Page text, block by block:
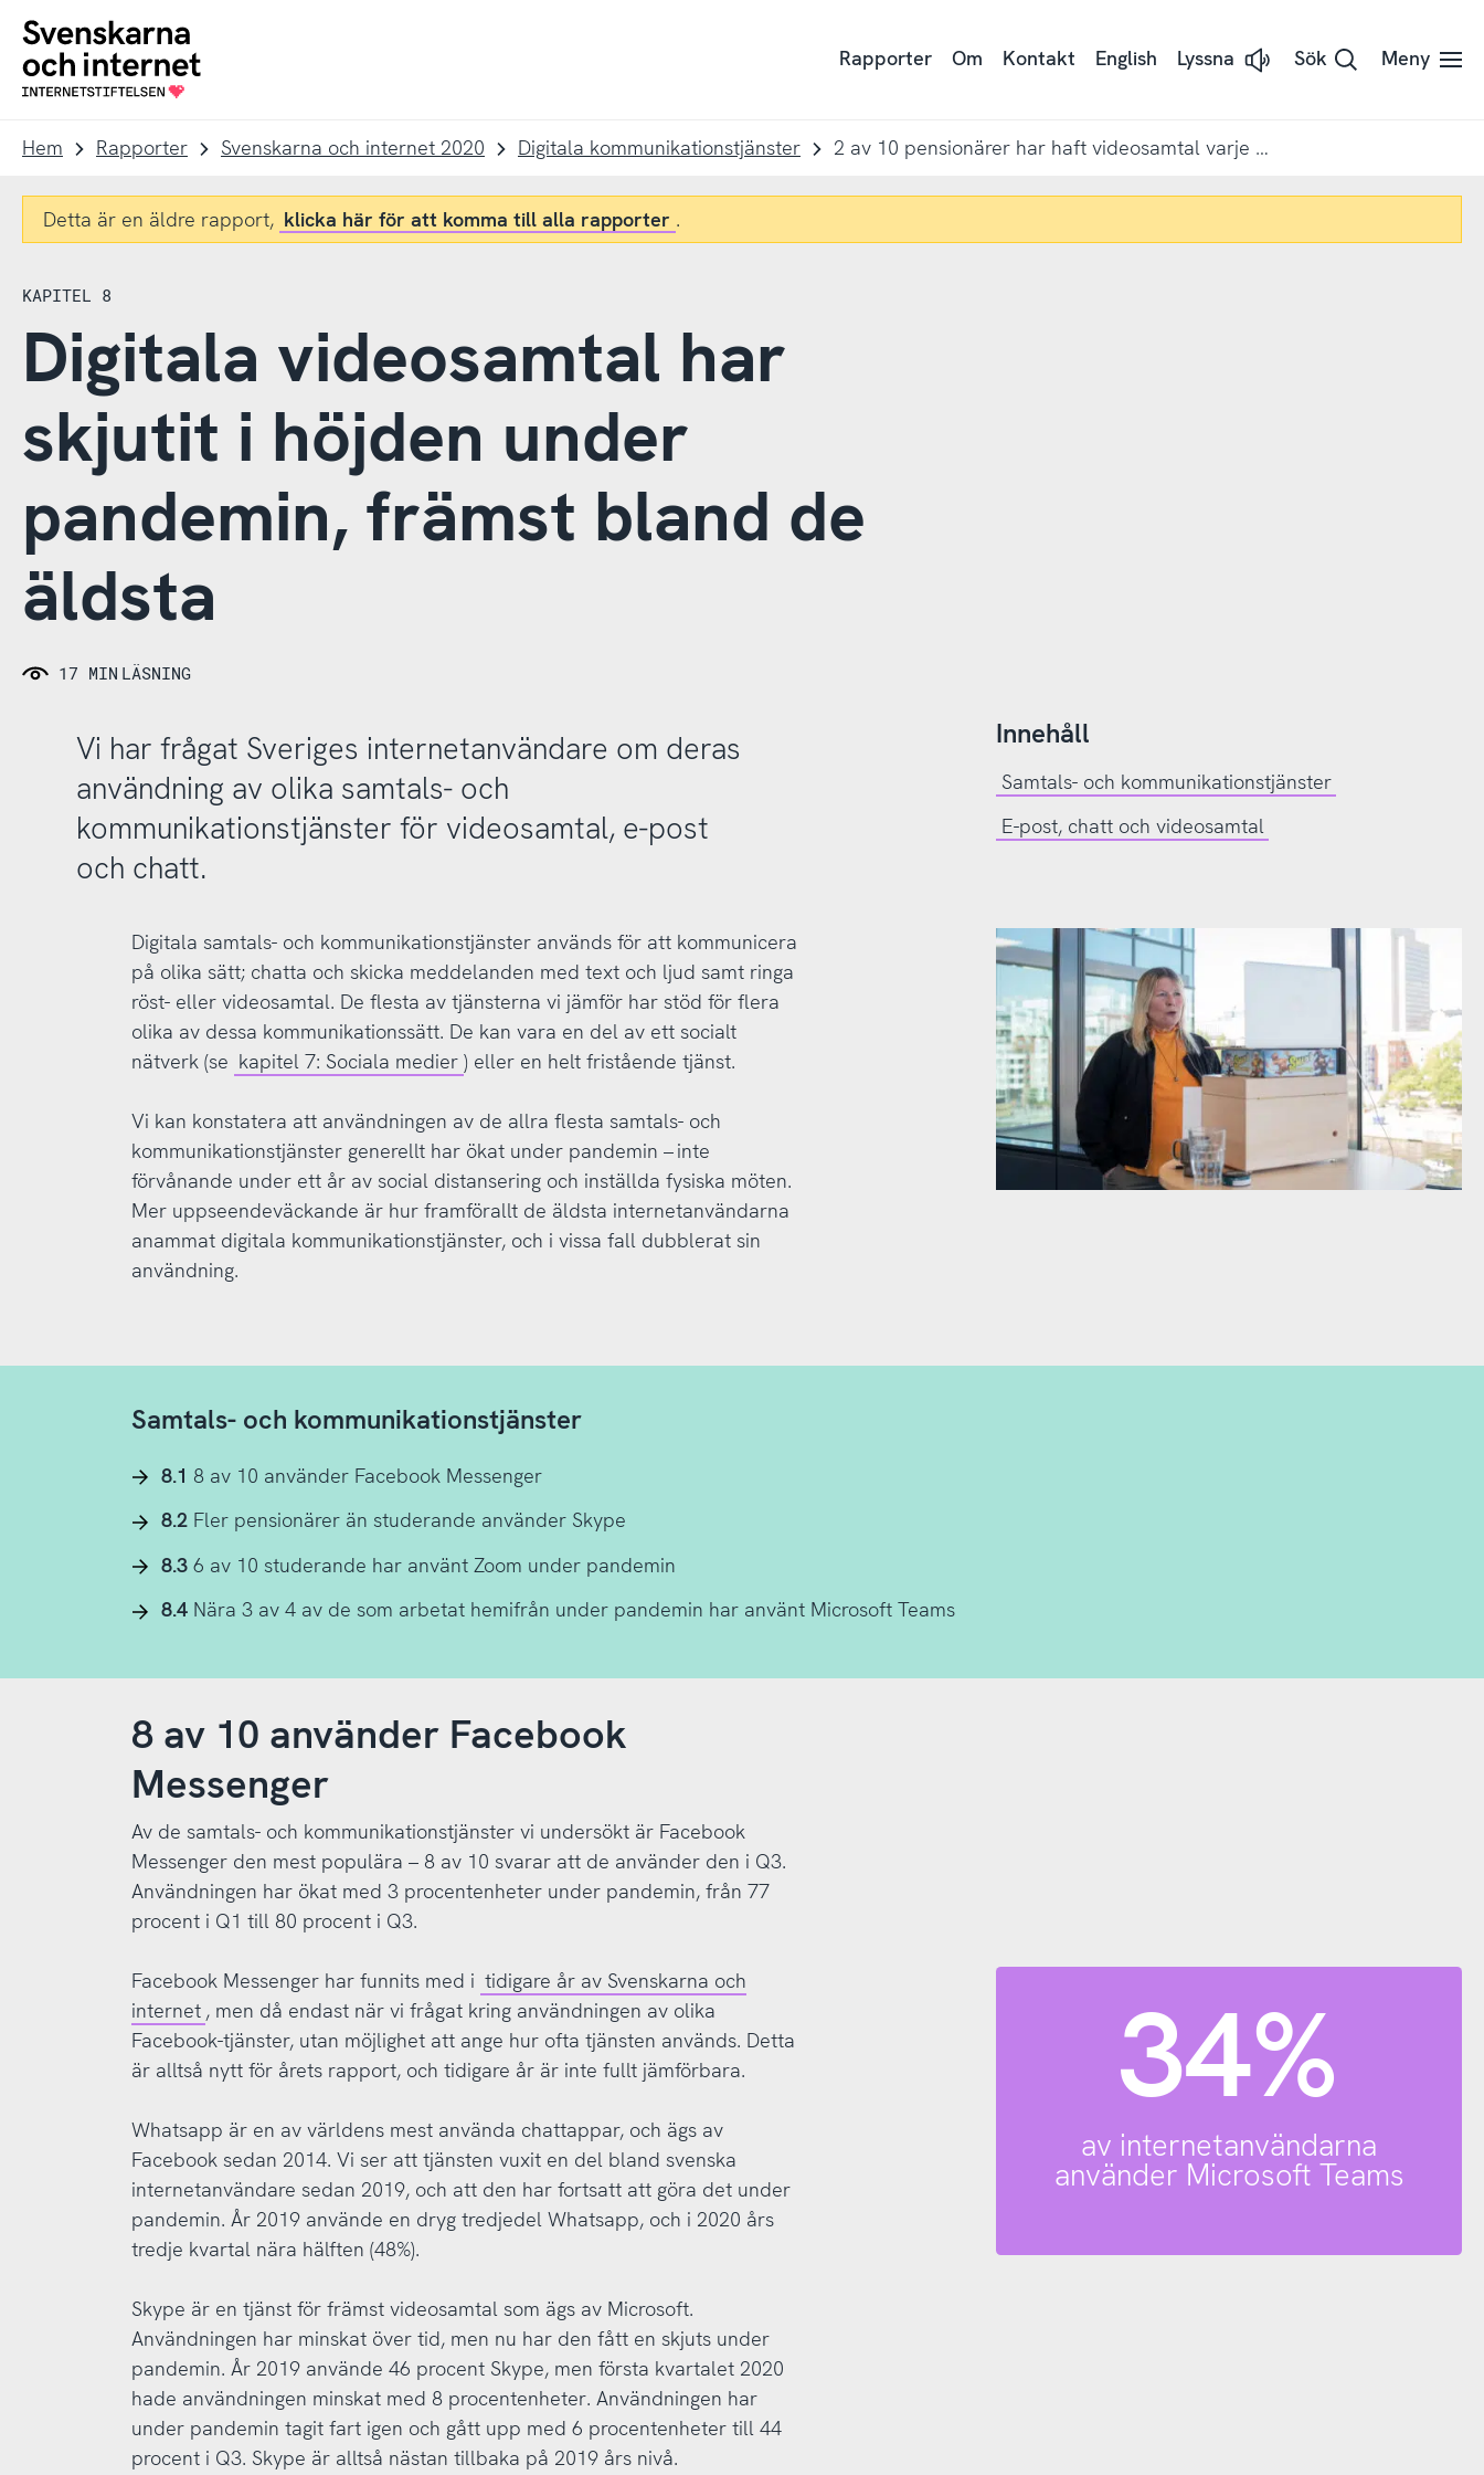
navigation
innehåll
To
startpage
Rapporter Om Kontakt English Lyssna
Lyssna
med
Readspeaker
Sök Meny
Hem Rapporter Svenskarna och internet 2020 Digitala kommunikationstjänster 2 av 10 pensionärer har haft videosamtal varje vecka under pandemin
Detta är en äldre rapport, klicka här för att komma till alla rapporter .
KAPITEL 8
Digitala videosamtal har
skjutit i höjden under
pandemin, främst bland de
äldsta
17 MIN LÄSNING
Innehåll
Samtals- och kommunikationstjänster
E-post, chatt och videosamtal
Vi har frågat Sveriges internetanvändare om deras
användning av olika samtals- och
kommunikationstjänster för videosamtal, e-post
och chatt.
Digitala samtals- och kommunikationstjänster används för att kommunicera
på olika sätt; chatta och skicka meddelanden med text och ljud samt ringa
röst- eller videosamtal. De flesta av tjänsterna vi jämför har stöd för flera
olika av dessa kommunikationssätt. De kan vara en del av ett socialt
nätverk (se kapitel 7: Sociala medier ) eller en helt fristående tjänst.
Vi kan konstatera att användningen av de allra flesta samtals- och
kommunikationstjänster generellt har ökat under pandemin – inte
förvånande under ett år av social distansering och inställda fysiska möten.
Mer uppseendeväckande är hur framförallt de äldsta internetanvändarna
anammat digitala kommunikationstjänster, och i vissa fall dubblerat sin
användning.
Samtals- och kommunikationstjänster
8.1 8 av 10 använder Facebook Messenger
8.2Fler pensionärer än studerande använder Skype
8.36 av 10 studerande har använt Zoom under pandemin
8.4Nära 3 av 4 av de som arbetat hemifrån under pandemin har använt Microsoft Teams
8 av 10 använder Facebook
Messenger
Av de samtals- och kommunikationstjänster vi undersökt är Facebook
Messenger den mest populära – 8 av 10 svarar att de använder den i Q3.
Användningen har ökat med 3 procentenheter under pandemin, från 77
procent i Q1 till 80 procent i Q3.
34%
av internetanvändarna
använder Microsoft Teams
Facebook Messenger har funnits med i tidigare år av Svenskarna och
internet , men då endast när vi frågat kring användningen av olika
Facebook-tjänster, utan möjlighet att ange hur ofta tjänsten används. Detta
är alltså nytt för årets rapport, och tidigare år är inte fullt jämförbara.
Whatsapp är en av världens mest använda chattappar, och ägs av
Facebook sedan 2014. Vi ser att tjänsten vuxit en del bland svenska
internetanvändare sedan 2019, och att den har fortsatt att göra det under
pandemin. År 2019 använde en dryg tredjedel Whatsapp, och i 2020 års
tredje kvartal nära hälften (48%).
Skype är en tjänst för främst videosamtal som ägs av Microsoft.
Användningen har minskat över tid, men nu har den fått en skjuts under
pandemin. År 2019 använde 46 procent Skype, men första kvartalet 2020
hade användningen minskat med 8 procentenheter. Användningen har
under pandemin tagit fart igen och gått upp med 6 procentenheter till 44
procent i Q3. Skype är alltså nästan tillbaka på 2019 års nivå.